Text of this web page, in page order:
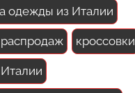
одежды из Италии
распродаж кроссовки